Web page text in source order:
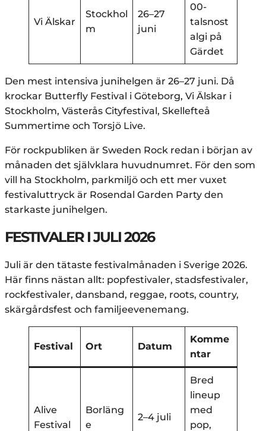
Vi Älskar
Stockhol
m
26–27
juni
00-
talsnost
algi på
Gärdet
Den mest intensiva junihelgen är 26–27 juni. Då
krockar Butterfly Festival i Göteborg, Vi Älskar i
Stockholm, Västerås Cityfestival, Skellefteå
Summertime och Torsjö Live.
För rockpubliken är Sweden Rock redan i början av
månaden det självklara huvudnumret. För den som
vill ha Stockholm, parkmiljö och ett mer vuxet
festivaluttryck är Rosendal Garden Party den
starkaste junihelgen.
FESTIVALER I JULI 2026
Juli är den tätaste festivalmånaden i Sverige 2026.
Här finns nästan allt: popfestivaler, stadsfestivaler,
rockfestivaler, dansband, reggae, roots, country,
skärgårdsfest och familjeevenemang.
Festival Ort Datum
Komme
ntar
Alive
Festival
Borläng
e
2–4 juli
Bred
lineup
med
pop,